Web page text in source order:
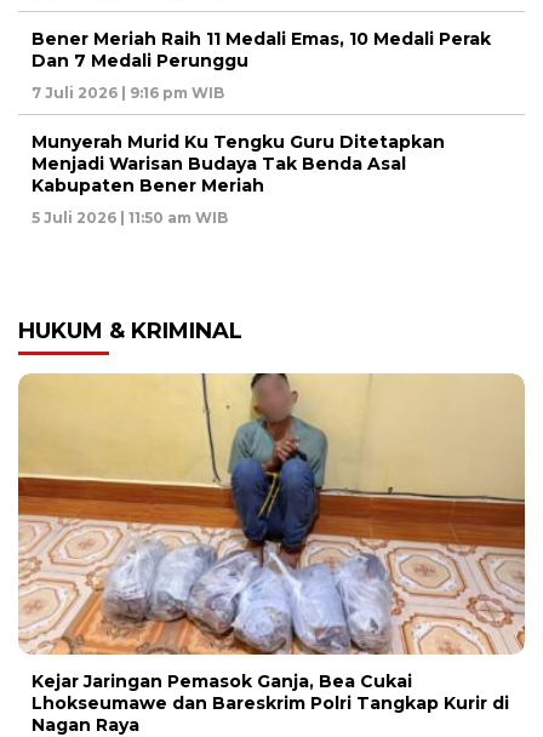
Bener Meriah Raih 11 Medali Emas, 10 Medali Perak
Dan 7 Medali Perunggu
7 Juli 2026 | 9:16 pm WIB
Munyerah Murid Ku Tengku Guru Ditetapkan
Menjadi Warisan Budaya Tak Benda Asal
Kabupaten Bener Meriah
5 Juli 2026 | 11:50 am WIB
HUKUM & KRIMINAL
Kejar Jaringan Pemasok Ganja, Bea Cukai
Lhokseumawe dan Bareskrim Polri Tangkap Kurir di
Nagan Raya